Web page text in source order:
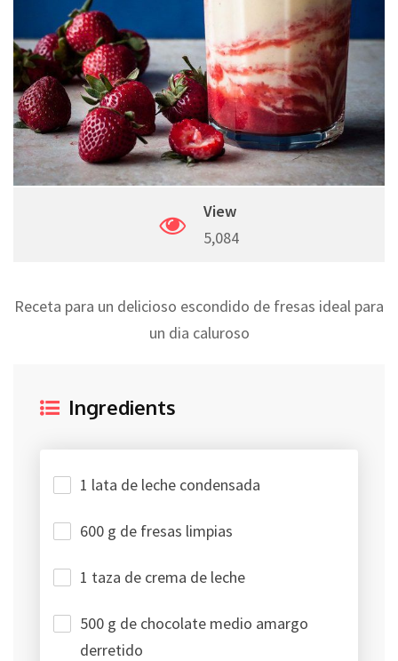
View
5,084
Receta para un delicioso escondido de fresas ideal para
un dia caluroso
Ingredients
1 lata de leche condensada
600 g de fresas limpias
1 taza de crema de leche
500 g de chocolate medio amargo
derretido